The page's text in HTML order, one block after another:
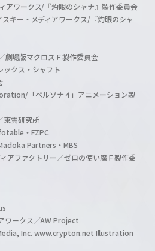
アワークス/『灼眼のシャナ』製作委員会
キー・メディアワークス/『灼眼のシャ
場版マクロスＦ製作委員会
クス・シャフト
「ペルソナ４」アニメーション製
東雲研究所
・FZPC
Partners・MBS
アファクトリー／ゼロの使い魔Ｆ製作委
ワークス／AW Project
Inc. www.crypton.net Illustration